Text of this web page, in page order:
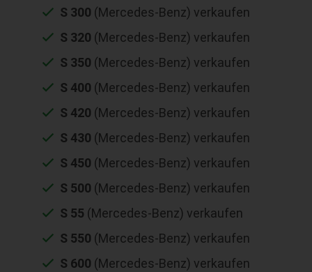
S 300 (Mercedes-Benz) verkaufen
S 320 (Mercedes-Benz) verkaufen
S 350 (Mercedes-Benz) verkaufen
S 400 (Mercedes-Benz) verkaufen
S 420 (Mercedes-Benz) verkaufen
S 430 (Mercedes-Benz) verkaufen
S 450 (Mercedes-Benz) verkaufen
S 500 (Mercedes-Benz) verkaufen
S 55 (Mercedes-Benz) verkaufen
S 550 (Mercedes-Benz) verkaufen
S 600 (Mercedes-Benz) verkaufen